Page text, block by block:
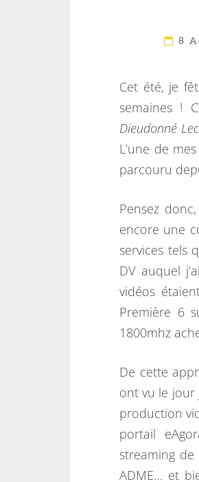
8
Cet été, je
semaines !
Dieudonné
L’une de
parcouru
Pensez
encore une
services tels
DV auquel
vidéos
Première 6
1800mhz
De cette
ont vu le jour
production
portail
streaming
ADME… et